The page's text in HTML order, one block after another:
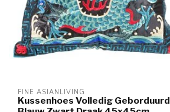
FINE ASIANLIVING
Kussenhoes Volledig Geborduurd